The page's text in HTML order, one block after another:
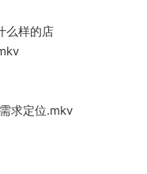
么样的店
求定位.mkv